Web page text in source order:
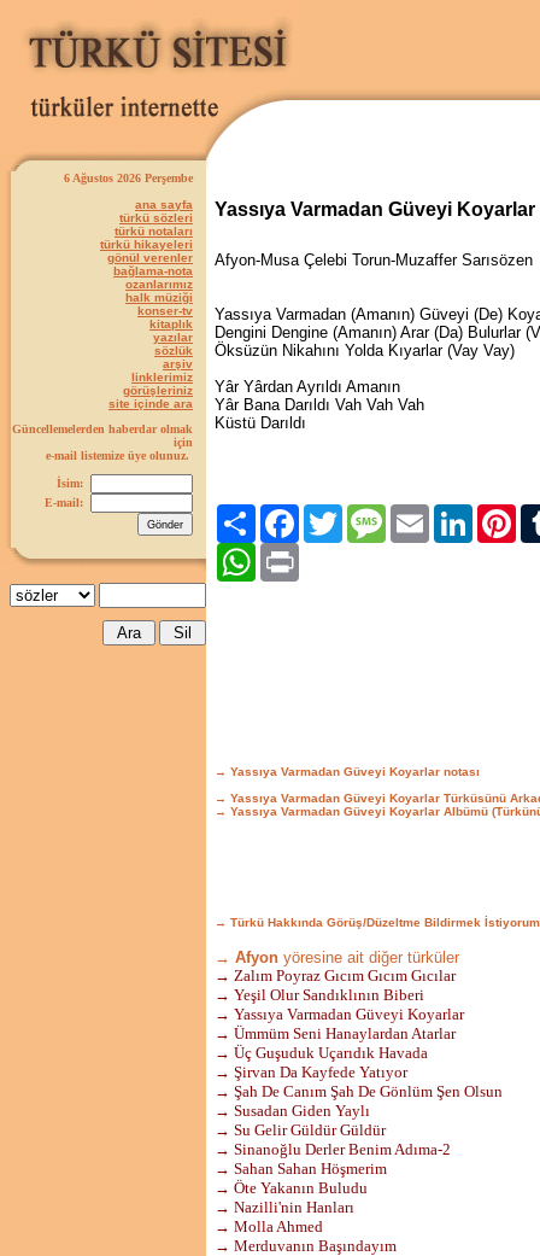
6 Ağustos 2026 Perşembe
ana sayfa
türkü sözleri
türkü notaları
türkü hikayeleri
gönül verenler
bağlama-nota
ozanlarımız
halk müziği
konser-tv
kitaplık
yazılar
sözlük
arşiv
linklerimiz
görüşleriniz
site içinde ara
Güncellemelerden haberdar olmak
için
e-mail listemize üye olunuz.
İsim:
E-mail:
Yassıya Varmadan Güveyi Koyarlar
Afyon-Musa Çelebi Torun-Muzaffer Sarısözen
Yassıya Varmadan (Amanın) Güveyi (De)
Dengini Dengine (Amanın) Arar (Da) Bulurlar
Öksüzün Nikahını Yolda Kıyarlar (Vay Vay)
Yâr Yârdan Ayrıldı Amanın
Yâr Bana Darıldı Vah Vah Vah
Küstü Darıldı
Paylaş FacebookTwitter Message Email LinkedIn
WhatsApp
→ Yassıya Varmadan Güveyi Koyarlar notası
→ Yassıya Varmadan Güveyi Koyarlar Türküsünü
→ Yassıya Varmadan Güveyi Koyarlar Albümü
→ Türkü Hakkında Görüş/Düzeltme Bildirmek İstiyorum
→ Afyon yöresine ait diğer türküler
→ Zalım Poyraz Gıcım Gıcım Gıcılar
→ Yeşil Olur Sandıklının Biberi
→ Yassıya Varmadan Güveyi Koyarlar
→ Ümmüm Seni Hanaylardan Atarlar
→ Üç Guşuduk Uçarıdık Havada
→ Şirvan Da Kayfede Yatıyor
→ Şah De Canım Şah De Gönlüm Şen Olsun
→ Susadan Giden Yaylı
→ Su Gelir Güldür Güldür
→ Sinanoğlu Derler Benim Adıma-2
→ Sahan Sahan Höşmerim
→ Öte Yakanın Buludu
→ Nazilli'nin Hanları
→ Molla Ahmed
→ Merduvanın Başındayım